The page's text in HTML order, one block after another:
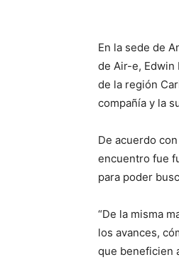
En la sede de
de Air-e, Edwin
de la región
compañía y la
De acuerdo
encuentro fue
para poder
“De la misma
los avances,
que beneficien